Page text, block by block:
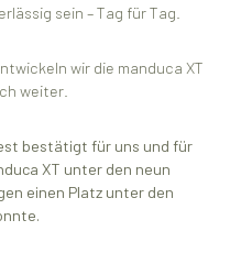
sein – Tag für Tag.
wir die manduca XT
weiter.
bestätigt für uns und für
XT unter den neun
einen Platz unter den